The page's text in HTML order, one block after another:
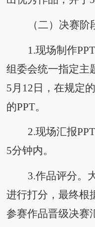
（二）决赛阶
1.现场制作
组委会统一指定主
5月12日，在规定
的PPT。
2.现场汇报
5分钟内。
3.作品评分。
进行打分，最终根
参赛作品晋级决赛